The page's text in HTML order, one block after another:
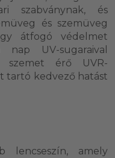
szabványnak, és
és szemüveg
átfogó védelmet
UV-sugaraival
szemet érő UVR-
tartó kedvező hatást
lencseszín, amely